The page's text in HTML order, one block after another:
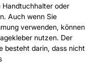
Handtuchhalter oder
Auch wenn Sie
verwenden, können
nutzen. Der
besteht darin, dass nicht